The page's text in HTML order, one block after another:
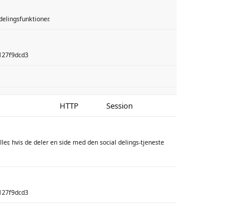
HTTP Session
hvis de deler en side med den social delings-tjeneste